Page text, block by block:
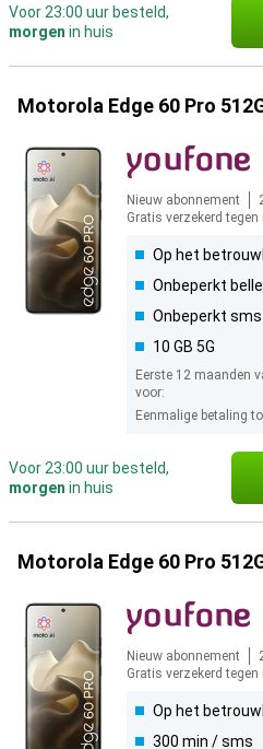
Voor 23:00 uur besteld,
morgen in huis
Motorola Edge 60 Pro
Nieuw abonnement
Gratis verzekerd
Op het
Onbeperkt
Onbeperkt sms
10 GB 5G
Eerste 12 maanden
voor:
Eenmalige betaling
Voor 23:00 uur besteld,
morgen in huis
Motorola Edge 60 Pro
Nieuw abonnement
Gratis verzekerd
Op het
300 min / sms